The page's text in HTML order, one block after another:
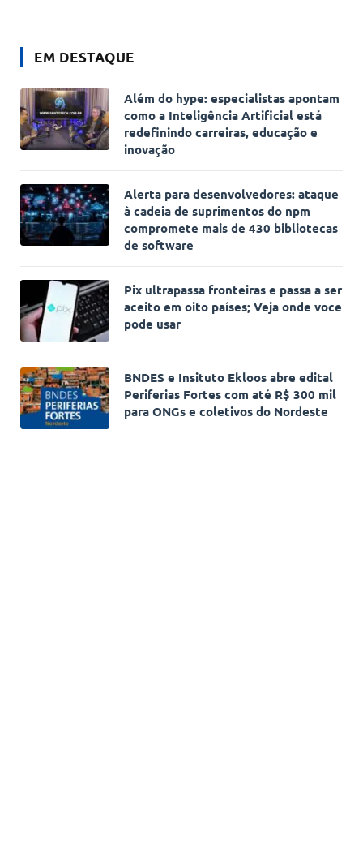
EM DESTAQUE
Além do hype: especialistas apontam
como a Inteligência Artificial está
redefinindo carreiras, educação e
inovação
Alerta para desenvolvedores: ataque
à cadeia de suprimentos do npm
compromete mais de 430 bibliotecas
de software
Pix ultrapassa fronteiras e passa a ser
aceito em oito países; Veja onde voce
pode usar
BNDES e Insituto Ekloos abre edital
Periferias Fortes com até R$ 300 mil
para ONGs e coletivos do Nordeste